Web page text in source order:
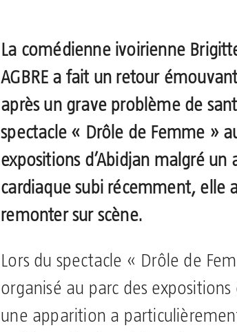
La comédienne ivoirienne
AGBRE a fait un retour
après un grave problème de
spectacle « Drôle de Femme »
expositions d’Abidjan malgré un
cardiaque subi récemment, elle
remonter sur scène.
Lors du spectacle « Drôle de
organisé au parc des expositions
une apparition a